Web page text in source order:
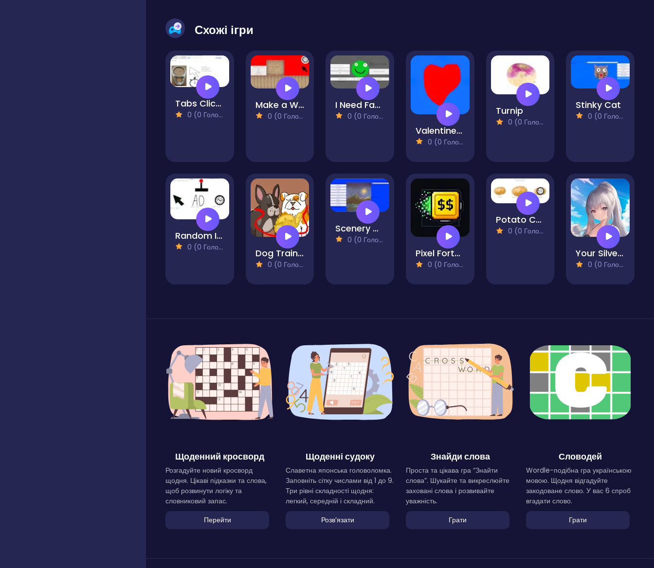
Схожі ігри
Tabs Clicker
0 (0 Голосів)
Make a Wall
0 (0 Голосів)
I Need Faces Idle Clicker
0 (0 Голосів)
Valentines Day Clicker
0 (0 Голосів)
Turnip
0 (0 Голосів)
Stinky Cat
0 (0 Голосів)
Random Idle Clicker I Made
0 (0 Голосів)
Dog Training - Idle Clicker
0 (0 Голосів)
Scenery Clicker
0 (0 Голосів)
Pixel Fortune Factory
0 (0 Голосів)
Potato Construct 2 Edition
0 (0 Голосів)
Your Silver Wife
0 (0 Голосів)
Щоденний кросворд
Розгадуйте новий кросворд
щодня. Цікаві підказки та слова,
щоб розвинути логіку та
словниковий запас.
Перейти
Щоденні судоку
Славетна японська головоломка.
Заповніть сітку числами від 1 до 9.
Три рівні складності щодня:
легкий, середній і складний.
Розвʼязати
Знайди слова
Проста та цікава гра “Знайти
слова”. Шукайте та викреслюйте
заховані слова і розвивайте
уважність.
Грати
Словодей
Wordle-подібна гра українською
мовою. Щодня відгадуйте
закодоване слово. У вас 6 спроб
вгадати слово.
Грати